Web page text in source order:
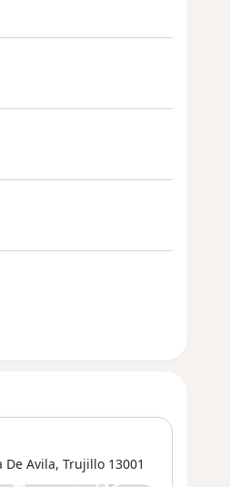
De Avila, Trujillo 13001